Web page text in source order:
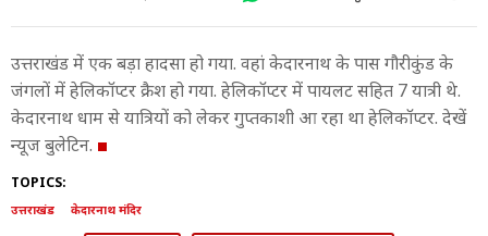
उत्तराखंड में एक बड़ा हादसा हो गया. वहां केदारनाथ के पास गौरीकुंड के
जंगलों में हेलिकॉप्टर क्रैश हो गया. हेलिकॉप्टर में पायलट सहित 7 यात्री थे.
केदारनाथ धाम से यात्रियों को लेकर गुप्तकाशी आ रहा था हेलिकॉप्टर. देखें
न्यूज बुलेटिन.
TOPICS:
उत्तराखंड केदारनाथ मंदिर